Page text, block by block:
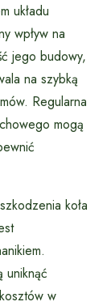
układu
wpływ na
jego budowy,
na szybką
Regularna
mogą
koła
uniknąć
w